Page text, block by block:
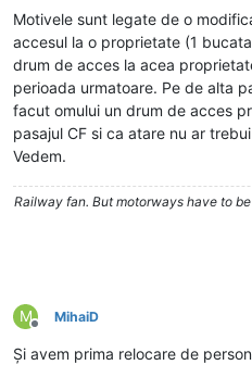
Motivele sunt legate de o
accesul la o proprietate (1
drum de acces la acea
perioada urmatoare. Pe de alta
facut omului un drum de acces
pasajul CF si ca atare nu ar
Vedem.
Railway fan. But motorways have to
M
Deconectat
MihaiD
Și avem prima relocare de